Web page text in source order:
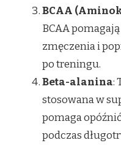
BCAA
BCAA
zmęczenia i
po treningu.
Beta-alanina:
stosowana w
pomaga
podczas